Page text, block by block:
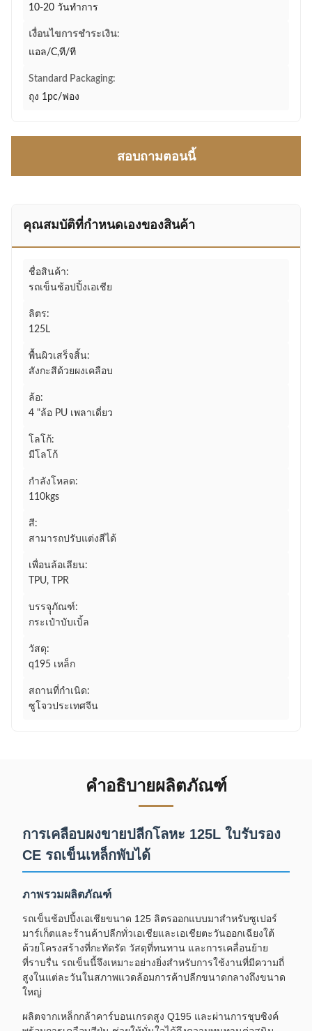
10-20 วันทำการ
เงื่อนไขการชำระเงิน:
แอล/C,ที/ที
Standard Packaging:
ถุง 1pc/ฟอง
สอบถามตอนนี้
คุณสมบัติที่กําหนดเองของสินค้า
ชื่อสินค้า:
รถเข็นช้อปปิ้งเอเชีย
ลิตร:
125L
พื้นผิวเสร็จสิ้น:
สังกะสีด้วยผงเคลือบ
ล้อ:
4 "ล้อ PU เพลาเดี่ยว
โลโก้:
มีโลโก้
กำลังโหลด:
110kgs
สี:
สามารถปรับแต่งสีได้
เพื่อนล้อเลียน:
TPU, TPR
บรรจุุภัณฑ์:
กระเป๋าบับเบิ้ล
วัสดุ:
q195 เหล็ก
สถานที่กำเนิด:
ซูโจวประเทศจีน
คำอธิบายผลิตภัณฑ์
การเคลือบผงขายปลีกโลหะ 125L ใบรับรอง
CE รถเข็นเหล็กพับได้
ภาพรวมผลิตภัณฑ์
รถเข็นช้อปปิ้งเอเชียขนาด 125 ลิตรออกแบบมาสำหรับซูเปอร์
มาร์เก็ตและร้านค้าปลีกทั่วเอเชียและเอเชียตะวันออกเฉียงใต้
ด้วยโครงสร้างที่กะทัดรัด วัสดุที่ทนทาน และการเคลื่อนย้าย
ที่ราบรื่น รถเข็นนี้จึงเหมาะอย่างยิ่งสำหรับการใช้งานที่มีความถี่
สูงในแต่ละวันในสภาพแวดล้อมการค้าปลีกขนาดกลางถึงขนาด
ใหญ่
ผลิตจากเหล็กกล้าคาร์บอนเกรดสูง Q195 และผ่านการชุบซิงค์